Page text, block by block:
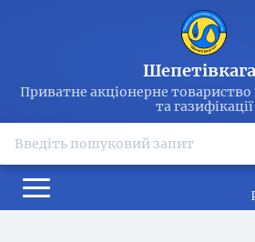
Приватне акціонерне
та газифікації